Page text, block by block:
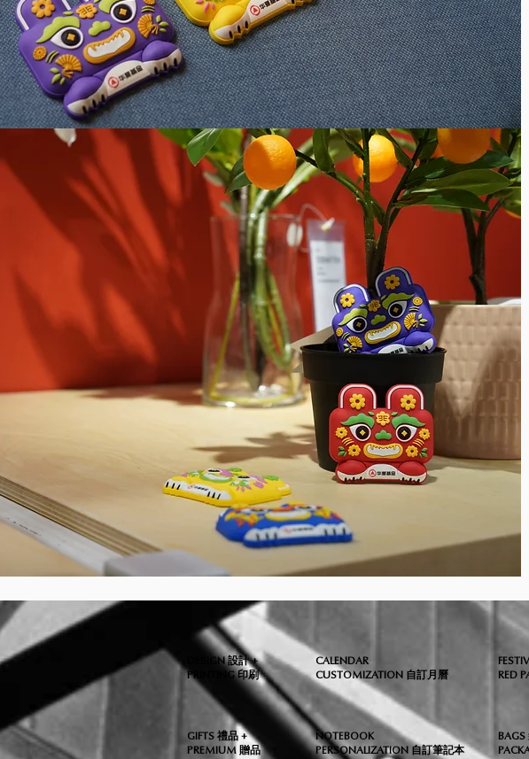
DESIGN 設計 +
PRINTING 印刷
CALENDAR
CUSTOMIZATION 自訂月曆
RED
GIFTS 禮品 +
PREMIUM 贈品
NOTEBOOK
PERSONALIZATION 自訂筆記本